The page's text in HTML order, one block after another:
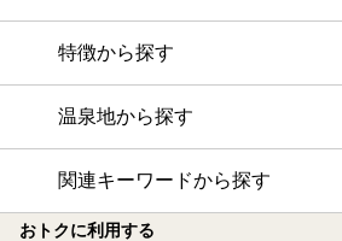
特徴から探す
温泉地から探す
関連キーワードから探す
おトクに利用する